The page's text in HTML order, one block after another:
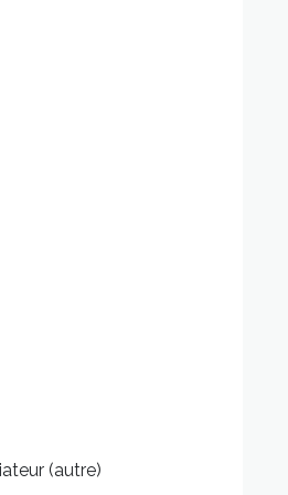
de parfait
thermiques.
(autre)